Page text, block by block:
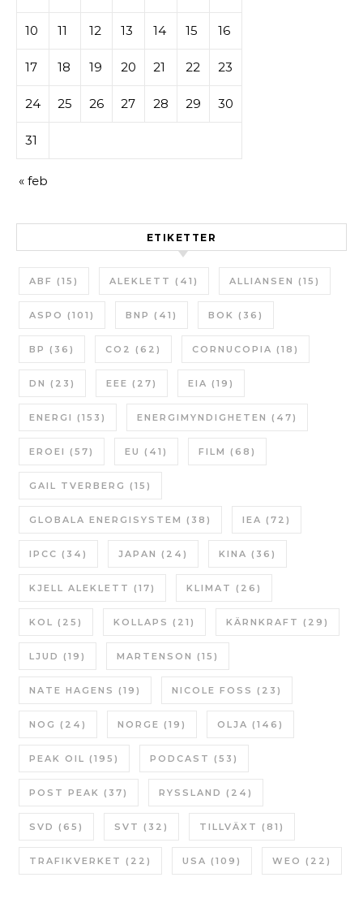
10 11 12 13 14 15 16
17 18 19 20 21 22 23
24 25 26 27 28 29 30
31
« feb
ETIKETTER
ABF (15) ALEKLETT (41) ALLIANSEN (15)
ASPO (101) BNP (41) BOK (36)
BP (36) CO2 (62) CORNUCOPIA (18)
DN (23) EEE (27) EIA (19)
ENERGI (153) ENERGIMYNDIGHETEN (47)
EROEI (57) EU (41) FILM (68)
GAIL TVERBERG (15)
GLOBALA ENERGISYSTEM (38) IEA (72)
IPCC (34) JAPAN (24) KINA (36)
KJELL ALEKLETT (17) KLIMAT (26)
KOL (25) KOLLAPS (21) KÄRNKRAFT (29)
LJUD (19) MARTENSON (15)
NATE HAGENS (19) NICOLE FOSS (23)
NOG (24) NORGE (19) OLJA (146)
PEAK OIL (195) PODCAST (53)
POST PEAK (37) RYSSLAND (24)
SVD (65) SVT (32) TILLVÄXT (81)
TRAFIKVERKET (22) USA (109) WEO (22)